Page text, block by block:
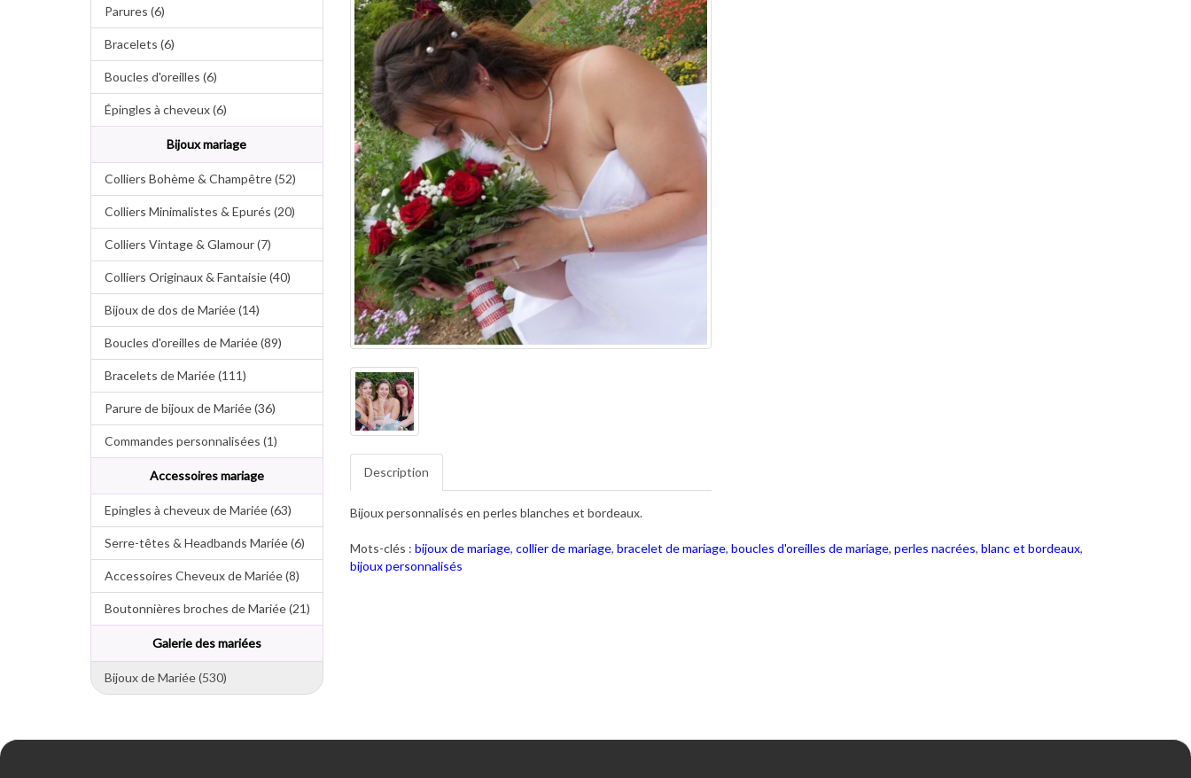
Parures (6)
Bracelets (6)
Boucles d'oreilles (6)
Épingles à cheveux (6)
Bijoux mariage
Colliers Bohème & Champêtre (52)
Colliers Minimalistes & Epurés (20)
Colliers Vintage & Glamour (7)
Colliers Originaux & Fantaisie (40)
Bijoux de dos de Mariée (14)
Boucles d'oreilles de Mariée (89)
Bracelets de Mariée (111)
Parure de bijoux de Mariée (36)
Commandes personnalisées (1)
Accessoires mariage
Epingles à cheveux de Mariée (63)
Serre-têtes & Headbands Mariée (6)
Accessoires Cheveux de Mariée (8)
Boutonnières broches de Mariée (21)
Galerie des mariées
Bijoux de Mariée (530)
Description
Bijoux personnalisés en perles blanches et bordeaux.
Mots-clés : bijoux de mariage, collier de mariage, bracelet de mariage, boucles d'oreilles de mariage, perles nacrées, blanc et bordeaux,
bijoux personnalisés